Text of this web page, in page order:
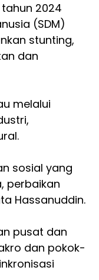
2024
(SDM)
stunting,
dan
melalui
sosial yang
perbaikan
Hassanuddin.
pusat dan
dan pokok-